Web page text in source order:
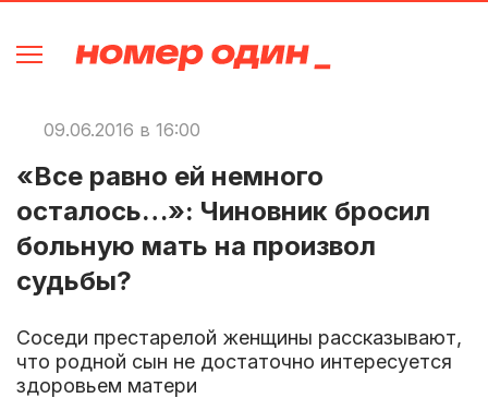
09.06.2016 в 16:00
«Все равно ей немного
осталось…»: Чиновник бросил
больную мать на произвол
судьбы?
Соседи престарелой женщины рассказывают,
что родной сын не достаточно интересуется
здоровьем матери